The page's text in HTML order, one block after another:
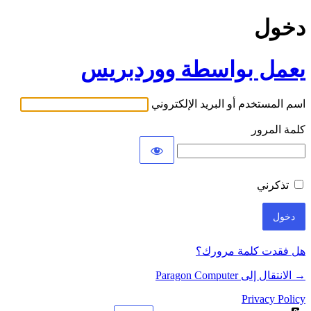
دخول
يعمل بواسطة ووردبريس
اسم المستخدم أو البريد الإلكتروني
كلمة المرور
تذكرني
هل فقدت كلمة مرورك؟
→ الانتقال إلى Paragon Computer
Privacy Policy